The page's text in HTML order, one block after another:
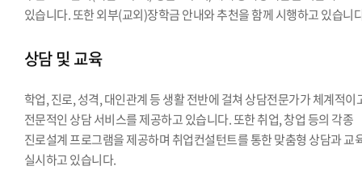
있습니다. 또한 외부(교외)장학금 안내와 추천을 함께 시행하고 있습니
상담 및 교육
학업, 진로, 성격, 대인관계 등 생활 전반에 걸쳐 상담전문가가 체계적이
전문적인 상담 서비스를 제공하고 있습니다. 또한 취업, 창업 등의 각종
진로설계 프로그램을 제공하며 취업컨설턴트를 통한 맞춤형 상담과 교
실시하고 있습니다.